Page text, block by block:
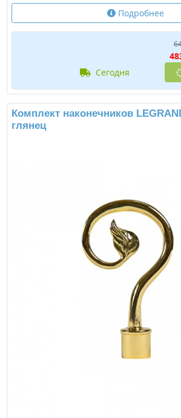
Подробнее
сегодня
Комплект наконечников
глянец